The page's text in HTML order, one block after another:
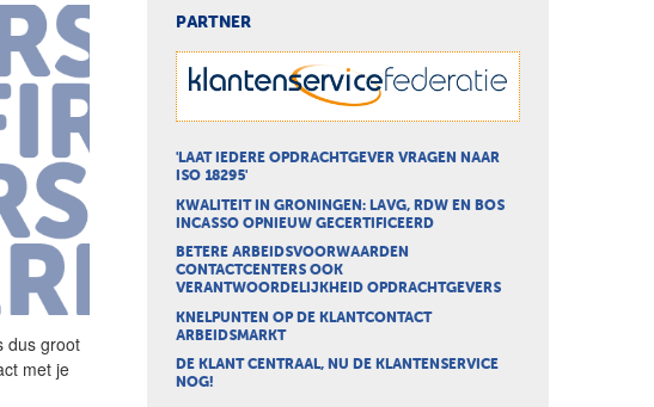
dus groot
met je
PARTNER
'LAAT IEDERE OPDRACHTGEVER VRAGEN NAAR
ISO 18295'
KWALITEIT IN GRONINGEN: LAVG, RDW EN BOS
INCASSO OPNIEUW GECERTIFICEERD
BETERE ARBEIDSVOORWAARDEN
CONTACTCENTERS OOK
VERANTWOORDELIJKHEID OPDRACHTGEVERS
KNELPUNTEN OP DE KLANTCONTACT
ARBEIDSMARKT
DE KLANT CENTRAAL, NU DE KLANTENSERVICE
NOG!